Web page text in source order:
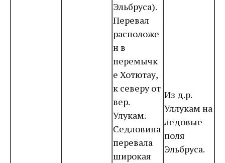
Эльбруса).
Перевал
расположе
н в
перемычк
е Хотютау,
к северу от
вер.
Улукам.
Седловина
перевала
широкая
Из д.р.
Уллукам на
ледовые
поля
Эльбруса.